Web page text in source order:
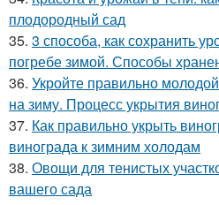
плодородный сад
35. 3 способа, как сохранить
погребе зимой. Способы
36. Укройте правильно
на зиму. Процесс укрытия
37. Как правильно укрыть
винограда к зимним холодам
38. Овощи для тенистых
вашего сада